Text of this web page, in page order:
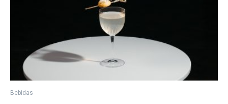
Bebidas